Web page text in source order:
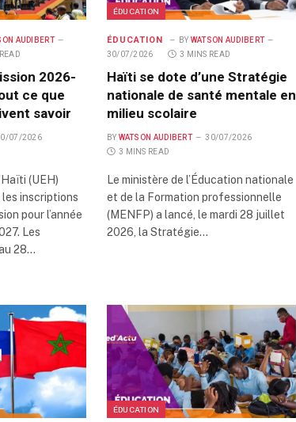
AUDIBERT
2026-
ce que
savoir
07/2026
(UEH)
inscriptions
pour l’année
Les
28…
ÉDUCATION
ÉDUCATION BY WATSON AUDIBERT
30/07/2026
3 MINS READ
Haïti se dote d’une Stratégie
nationale de santé mentale en
milieu scolaire
BY WATSON AUDIBERT
30/07/2026
3 MINS READ
Le ministère de l’Éducation nationale
et de la Formation professionnelle
(MENFP) a lancé, le mardi 28 juillet
2026, la Stratégie…
ÉDUCATION